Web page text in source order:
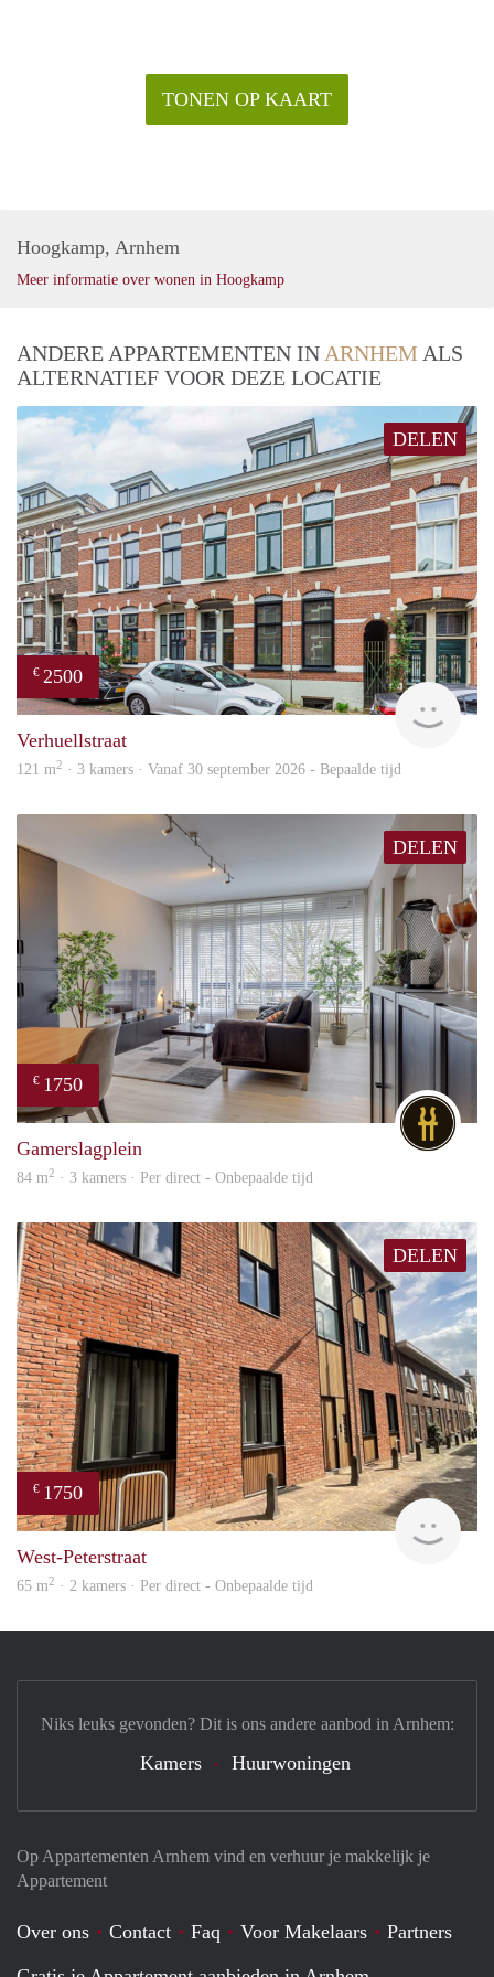
TONEN OP KAART
Hoogkamp, Arnhem
Meer informatie over wonen in Hoogkamp
ANDERE APPARTEMENTEN IN ARNHEM ALS
ALTERNATIEF VOOR DEZE LOCATIE
DELEN
€ 2500
Blinq
Verhuellstraat
121 m2 · 3 kamers · Vanaf 30 september 2026 - Bepaalde tijd
DELEN
€ 1750
Gamerslagplein
84 m2 · 3 kamers · Per direct - Onbepaalde tijd
DELEN
€ 1750
West-Peterstraat
65 m2 · 2 kamers · Per direct - Onbepaalde tijd
Op Appartementen Arnhem vind en verhuur je makkelijk je
Appartement
Over ons Contact Faq Voor Makelaars
Partners
Niks leuks gevonden? Dit is ons andere aanbod in Arnhem:
Kamers Huurwoningen